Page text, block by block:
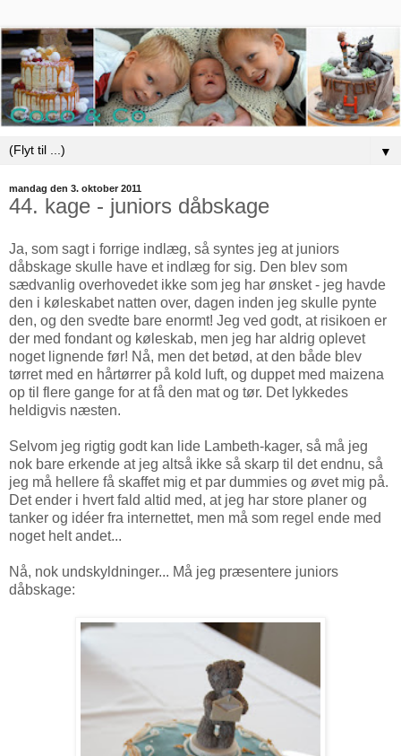
▼
mandag den 3. oktober 2011
44. kage - juniors dåbskage
Ja, som sagt i forrige indlæg, så syntes jeg at juniors
dåbskage skulle have et indlæg for sig. Den blev som
sædvanlig overhovedet ikke som jeg har ønsket - jeg havde
den i køleskabet natten over, dagen inden jeg skulle pynte
den, og den svedte bare enormt! Jeg ved godt, at risikoen er
der med fondant og køleskab, men jeg har aldrig oplevet
noget lignende før! Nå, men det betød, at den både blev
tørret med en hårtørrer på kold luft, og duppet med maizena
op til flere gange for at få den mat og tør. Det lykkedes
heldigvis næsten.
Selvom jeg rigtig godt kan lide Lambeth-kager, så må jeg
nok bare erkende at jeg altså ikke så skarp til det endnu, så
jeg må hellere få skaffet mig et par dummies og øvet mig på.
Det ender i hvert fald altid med, at jeg har store planer og
tanker og idéer fra internettet, men må som regel ende med
noget helt andet...
Nå, nok undskyldninger... Må jeg præsentere juniors
dåbskage: